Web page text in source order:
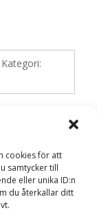
cookies för att
samtycker till
eller unika ID:n
du återkallar ditt
Kategori: